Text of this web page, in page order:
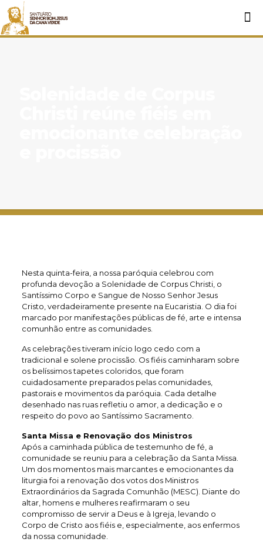
Nesta quinta-feira, a nossa paróquia celebrou com
profunda devoção a Solenidade de Corpus Christi, o
Santíssimo Corpo e Sangue de Nosso Senhor Jesus
Cristo, verdadeiramente presente na Eucaristia. O dia foi
marcado por manifestações públicas de fé, arte e intensa
comunhão entre as comunidades.
As celebrações tiveram início logo cedo com a
tradicional e solene procissão. Os fiéis caminharam sobre
os belíssimos tapetes coloridos, que foram
cuidadosamente preparados pelas comunidades,
pastorais e movimentos da paróquia. Cada detalhe
desenhado nas ruas refletiu o amor, a dedicação e o
respeito do povo ao Santíssimo Sacramento.
Santa Missa e Renovação dos Ministros
Após a caminhada pública de testemunho de fé, a
comunidade se reuniu para a celebração da Santa Missa.
Um dos momentos mais marcantes e emocionantes da
liturgia foi a renovação dos votos dos Ministros
Extraordinários da Sagrada Comunhão (MESC). Diante do
altar, homens e mulheres reafirmaram o seu
compromisso de servir a Deus e à Igreja, levando o
Corpo de Cristo aos fiéis e, especialmente, aos enfermos
da nossa comunidade.